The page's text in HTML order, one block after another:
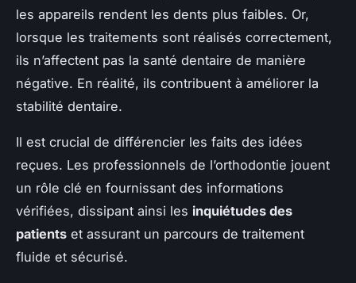
les appareils rendent les dents plus faibles. Or,
lorsque les traitements sont réalisés correctement,
ils n’affectent pas la santé dentaire de manière
négative. En réalité, ils contribuent à améliorer la
stabilité dentaire.
Il est crucial de différencier les faits des idées
reçues. Les professionnels de l’orthodontie jouent
un rôle clé en fournissant des informations
vérifiées, dissipant ainsi les inquiétudes des
patients et assurant un parcours de traitement
fluide et sécurisé.